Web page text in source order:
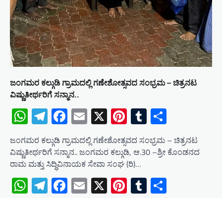
ಜಂಗಮರ ಕಲ್ಗುಡಿ ಗ್ರಾಮದಲ್ಲಿ ಗಣೇಶೋತ್ಸವದ ಸಂಭ್ರಮ – ಚಿತ್ರನಟ
ವಿಷ್ಣುತೀರ್ಥರಿಗೆ ಸನ್ಮಾನ..
WhatsApp
Telegram
Facebook
Email
X Pinterest
Tumblr
ಜಂಗಮರ ಕಲ್ಗುಡಿ ಗ್ರಾಮದಲ್ಲಿ ಗಣೇಶೋತ್ಸವದ ಸಂಭ್ರಮ – ಚಿತ್ರನಟ
ವಿಷ್ಣುತೀರ್ಥರಿಗೆ ಸನ್ಮಾನ.. ಜಂಗಮರ ಕಲ್ಗುಡಿ, ಆ.30 –ಶ್ರೀ ಕೊಂಡನದ
ರಾಮ ಮತ್ತು ಸಿದ್ಧಿವಿನಾಯಕ ಸೇವಾ ಸಂಘ (ರಿ)…
WhatsApp
Telegram
Facebook
Email
X Pinterest
Tumblr